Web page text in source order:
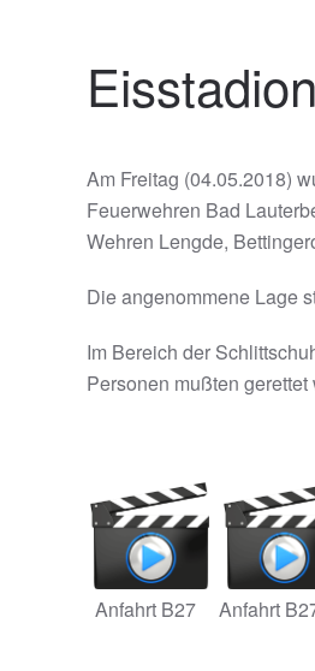
Am Freitag (04.05.2018)
Feuerwehren Bad
Wehren Lengde,
Die angenommene Lage
Im Bereich der
Personen mußten
Anfahrt B27 Anfahrt